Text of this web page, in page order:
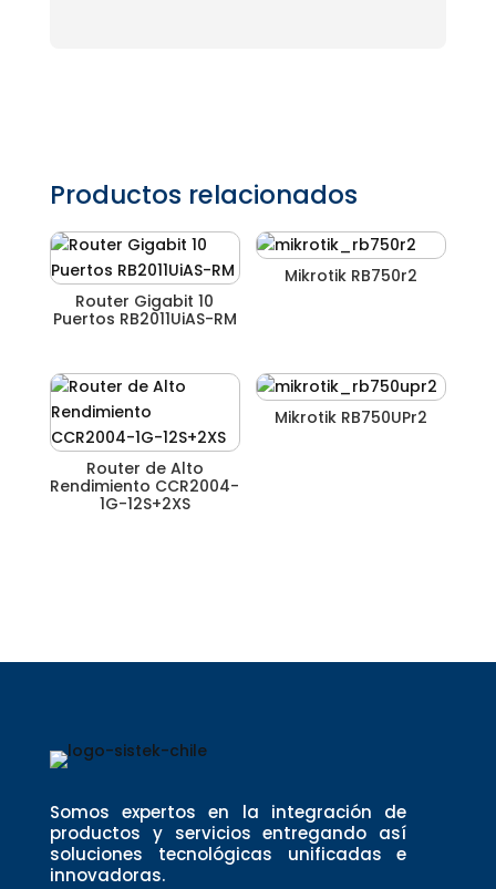
Productos relacionados
Router Gigabit 10
Puertos RB2011UiAS-RM
Mikrotik RB750r2
Router de Alto
Rendimiento CCR2004-
1G-12S+2XS
Mikrotik RB750UPr2
Somos expertos en la integración de
productos y servicios entregando así
soluciones tecnológicas unificadas e
innovadoras.